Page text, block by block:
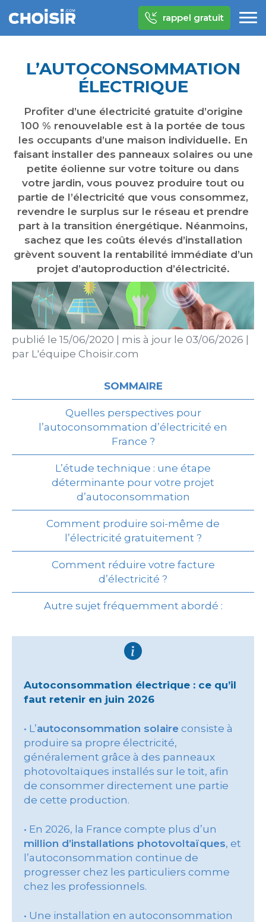
rappel gratuit
L’AUTOCONSOMMATION
ÉLECTRIQUE
Profiter d’une électricité gratuite d’origine
100 % renouvelable est à la portée de tous
les occupants d’une maison individuelle. En
faisant installer des panneaux solaires ou une
petite éolienne sur votre toiture ou dans
votre jardin, vous pouvez produire tout ou
partie de l’électricité que vous consommez,
revendre le surplus sur le réseau et prendre
part à la transition énergétique. Néanmoins,
sachez que les coûts élevés d’installation
grèvent souvent la rentabilité immédiate d’un
projet d’autoproduction d’électricité.
publié le 15/06/2020 mis à jour le 03/06/2026
par L'équipe Choisir.com
SOMMAIRE
Quelles perspectives pour
l’autoconsommation d’électricité en
France ?
L’étude technique : une étape
déterminante pour votre projet
d’autoconsommation
Comment produire soi-même de
l’électricité gratuitement ?
Comment réduire votre facture
d’électricité ?
Autre sujet fréquemment abordé :
Autoconsommation électrique : ce qu’il
faut retenir en juin 2026
• L’autoconsommation solaire consiste à
produire sa propre électricité,
généralement grâce à des panneaux
photovoltaïques installés sur le toit, afin
de consommer directement une partie
de cette production.
• En 2026, la France compte plus d’un
million d’installations photovoltaïques, et
l’autoconsommation continue de
progresser chez les particuliers comme
chez les professionnels.
• Une installation en autoconsommation